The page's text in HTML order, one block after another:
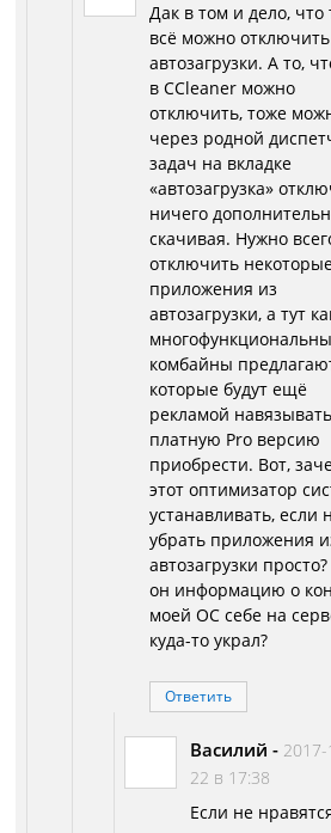
Дак в том и дело, что
всё можно
автозагрузки. А то,
в CCleaner можно
отключить, тоже
через родной
задач на вкладке
«автозагрузка»
ничего
скачивая. Нужно
отключить
приложения из
автозагрузки, а тут
комбайны
которые будут ещё
рекламой навязывать
платную Pro версию
приобрести. Вот,
этот оптимизатор
устанавливать, если
убрать приложения
автозагрузки
он информацию о
моей ОС себе на
куда-то украл?
Ответить
Василий - 2017-
22 в 17:38
Если не